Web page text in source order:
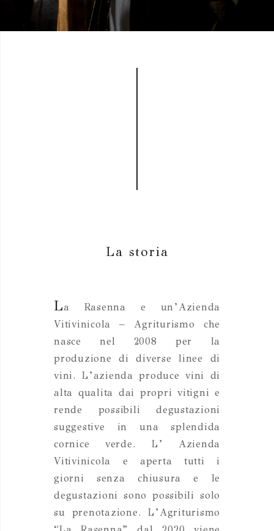
La storia
La Rasenna e un’Azienda
Vitivinicola – Agriturismo che
nasce nel 2008 per la
produzione di diverse linee di
vini. L’azienda produce vini di
alta qualita dai propri vitigni e
rende possibili degustazioni
suggestive in una splendida
cornice verde. L’ Azienda
Vitivinicola e aperta tutti i
giorni senza chiusura e le
degustazioni sono possibili solo
su prenotazione. L’Agriturismo